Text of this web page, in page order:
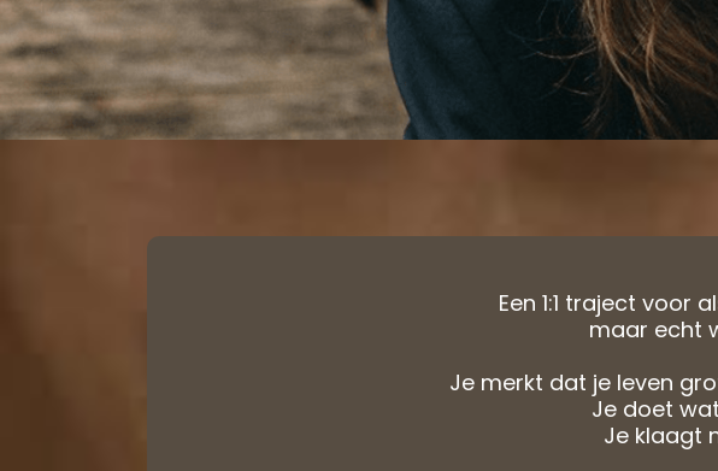
Een 1:1 traject voor
maar echt
Je merkt dat je leven
Je doet
Je klaagt